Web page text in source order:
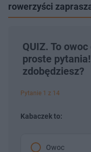
rowerzyści
QUIZ. To
proste
zdobędziesz?
Pytanie 1 z 14
Kabaczek to:
Owoc